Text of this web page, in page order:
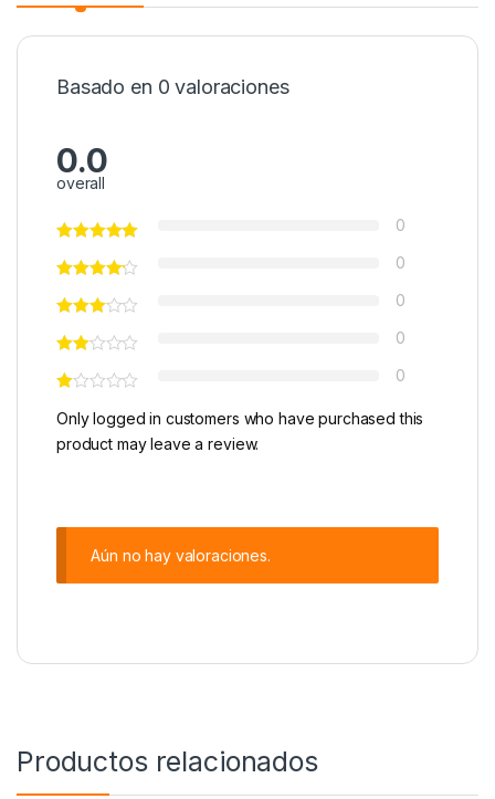
Basado en 0 valoraciones
0.0
overall
0
0
0
0
0
Only logged in customers who have purchased this
product may leave a review.
Aún no hay valoraciones.
Productos relacionados